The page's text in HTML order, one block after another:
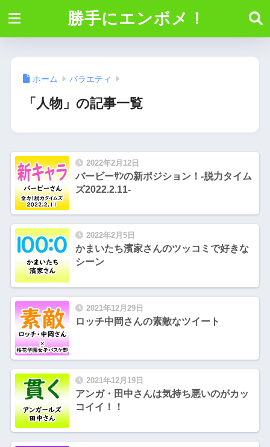
勝手にエンボメ！
ホーム バラエティ
「人物」の記事一覧
2022年2月12日
バービーｻﾝの新ポジション！-脱力タイム
ズ2022.2.11-
2022年2月5日
かまいたち濱家さんのツッコミで好きな
シーン
2021年12月29日
ロッチ中岡さんの素敵なツイート
2021年12月19日
アンガ・田中さんは気持ち悪いのがカッ
コイイ！！